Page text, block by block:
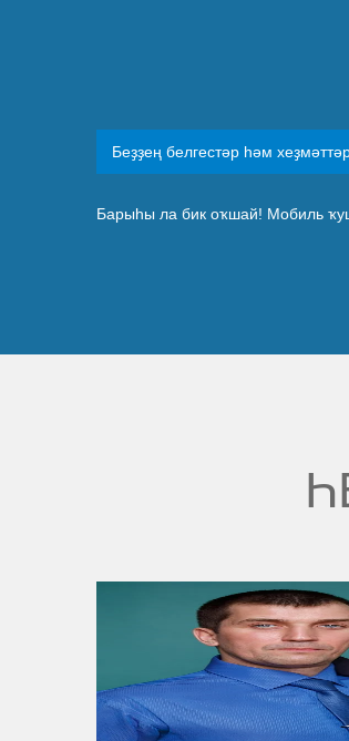
Беҙҙең белгестәр һәм
Барыһы ла бик оҡшай! Мобиль